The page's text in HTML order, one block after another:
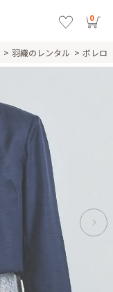
0
羽織のレンタル ボレロ